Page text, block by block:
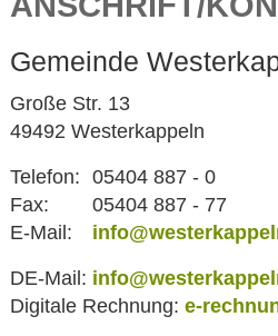
Gemeinde
Große Str. 13
49492 Westerkappeln
Telefon: 05404 887 - 0
Fax:
05404 887 - 77
E-Mail:
DE-Mail:
Digitale Rechnung: e-